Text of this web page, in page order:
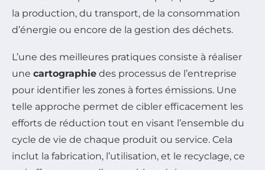
la production, du transport, de la consommation
d’énergie ou encore de la gestion des déchets.
L’une des meilleures pratiques consiste à réaliser
une cartographie des processus de l’entreprise
pour identifier les zones à fortes émissions. Une
telle approche permet de cibler efficacement les
efforts de réduction tout en visant l’ensemble du
cycle de vie de chaque produit ou service. Cela
inclut la fabrication, l’utilisation, et le recyclage, ce